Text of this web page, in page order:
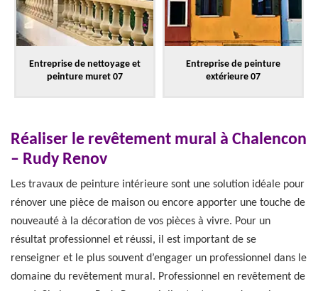
Entreprise de nettoyage et
peinture muret 07
Entreprise de peinture
extérieure 07
Réaliser le revêtement mural à Chalencon
– Rudy Renov
Les travaux de peinture intérieure sont une solution idéale pour
rénover une pièce de maison ou encore apporter une touche de
nouveauté à la décoration de vos pièces à vivre. Pour un
résultat professionnel et réussi, il est important de se
renseigner et le plus souvent d’engager un professionnel dans le
domaine du revêtement mural. Professionnel en revêtement de